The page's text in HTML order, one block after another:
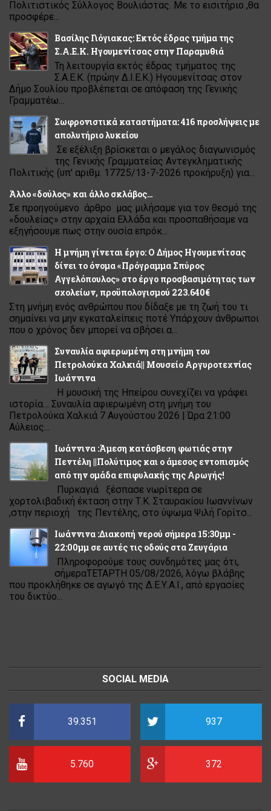
Πολιτιστικός Σύλλογος Βουλιάστας. Με το εισιτήριο ,θα
προσφέρε...
Βασίλης Γιόγιακας: Εκτός έδρας τμήμα της
Σ.Α.Ε.Κ. Ηγουμενίτσας στην Παραμυθιά
Τη λειτουργία εκτός έδρας τμήματος της
Σ.Α.Ε.Κ. (πρώην Δ.Ι.Ε.Κ.) Ηγουμενίτσας στον
Δήμο Σουλίου προβλέπεται σε απόφαση της Γενικής
Γραμματέω...
Σωφρονιστικά καταστήματα: 416 προσλήψεις με
απολυτήριο λυκείου
Σε εξέλιξη βρίσκεται ο μεγάλος διαγωνισμός
της Γενικής Γραμματείας Αντεγκληματικής
Πολιτικής (υπ' αριθμ. 17725/13-7-2026 προκήρυξη) για...
Άλλο «δούλος» και άλλο σκλάβος…
Σε προηγούμενο άρθρο μας μιλήσαμε για τον θεσμό της
«δουλείας» στην αρχαία Ελλάδα και προσπαθήσαμε να
εξηγήσουμε πως στην ουσία επρόκ...
Η μνήμη γίνεται έργο: Ο Δήμος Ηγουμενίτσας
δίνει το όνομα «Πρόγραμμα Σπύρος
Αγγελόπουλος» στο έργο προσβασιμότητας των
σχολείων, προϋπολογισμού 223.640€
Στη μνήμη ενός ανθρώπου που δίδαξε με τη ζωή του τι
σημαίνει να μην εγκαταλείπεις ποτέ Υπάρχουν άνθρωποι
που ο χρόνος δεν μπορεί να σβήσει α...
Συναυλία αφιερωμένη στη μνήμη του
Πετρολούκα Χαλκιά|| Μουσείο Αργυροτεχνίας
Ιωάννινα
Η μουσική της Ηπείρου συνεχίζει να γράφει
ιστορία… Συναυλία αφιερωμένη στη μνήμη του
Πετρολούκα Χαλκιά 7 Αυγούστου 2026 | Ώρα 21:00
Αύλειος...
Ιωάννινα :Άμεση κατάσβεση φωτιάς στην
Πεντέλη ||Πολύτιμος και ο άμεσος εντοπισμός
από την ομάδα επιφυλακής της Αρωγής!
Πυρκαγιά ξέσπασε νωρίτερα σε
χορτολιβαδική έκταση στην Τ.Κ. Σταυρακίου Ιωαννίνων
,στην περιοχή της Πεντέλης, στο ύψωμα Ψιλή Γορίτσ...
Ιωάννινα :Διακοπή νερού σήμερα 15:30μμ -
22:00μμ σε αυτές τις οδούς στα Ζευγάρια
Πληροφορούμε τους συνδημότες μας ότι,
σήμεραΤΕΤΑΡΤΗ 05/08/2026, λόγω βλάβης
που προκλήθηκε σε αγωγό της Δ.Ε.Υ.Α.Ι., από εργασίες
του δικτύο...
SOCIAL MEDIA
39.351 937
5.760 372